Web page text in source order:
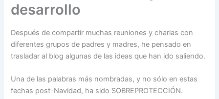
desarrollo
Después de compartir muchas reuniones y charlas con
diferentes grupos de padres y madres, he pensado en
trasladar al blog algunas de las ideas que han ido saliendo.
Una de las palabras más nombradas, y no sólo en estas
fechas post-Navidad, ha sido SOBREPROTECCIÓN.